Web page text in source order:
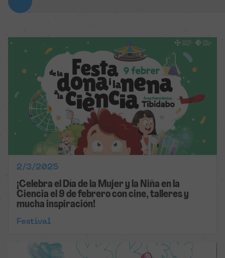
2/3/2025
¡Celebra el Día de la Mujer y la Niña en la
Ciencia el 9 de febrero con cine, talleres y
mucha inspiración!
Festival